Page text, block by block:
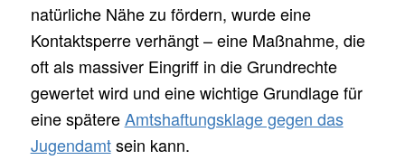
natürliche Nähe zu fördern, wurde eine
Kontaktsperre verhängt – eine Maßnahme, die
oft als massiver Eingriff in die Grundrechte
gewertet wird und eine wichtige Grundlage für
eine spätereAmtshaftungsklage gegen das
Jugendamtsein kann.